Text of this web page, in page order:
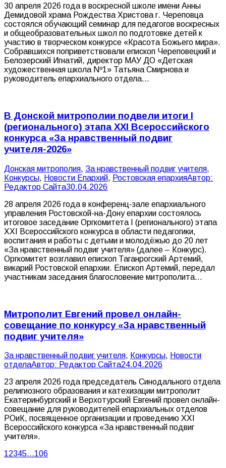
30 апреля 2026 года в воскресной школе имени Анны
Демидовой храма Рождества Христова г. Череповца
состоялся обучающий семинар для педагогов воскресных
и общеобразовательных школ по подготовке детей к
участию в творческом конкурсе «Красота Божьего мира».
Собравшихся поприветствовали епископ Череповецкий и
Белозерский Игнатий, директор МАУ ДО «Детская
художественная школа Nº1» Татьяна Смирнова и
руководитель епархиального отдела…
В Донской митрополии подвели итоги I
(регионального) этапа XXI Всероссийского
конкурса «За нравственный подвиг
учителя-2026»
Донская митрополия, За нравственный подвиг учителя,
Конкурсы, Новости Епархий, Ростовская епархияАвтор:
Редактор Сайта30.04.2026
28 апреля 2026 года в конференц-зале епархиального
управления Ростовской-на-Дону епархии состоялось
итоговое заседание Оргкомитета I (регионального) этапа
XXI Всероссийского конкурса в области педагогики,
воспитания и работы с детьми и молодёжью до 20 лет
«За нравственный подвиг учителя» (далее – Конкурс).
Оргкомитет возглавил епископ Таганрогский Артемий,
викарий Ростовской епархии. Епископ Артемий, передал
участникам заседания благословение митрополита…
Митрополит Евгений провел онлайн-
совещание по конкурсу «За нравственный
подвиг учителя»
За нравственный подвиг учителя, Конкурсы, Новости
отделаАвтор: Редактор Сайта24.04.2026
23 апреля 2026 года председатель Синодального отдела
религиозного образования и катехизации митрополит
Екатеринбургский и Верхотурский Евгений провел онлайн-
совещание для руководителей епархиальных отделов
РОиК, посвященное организации и проведению ХXI
Всероссийского конкурса «За нравственный подвиг
учителя».
12345…106